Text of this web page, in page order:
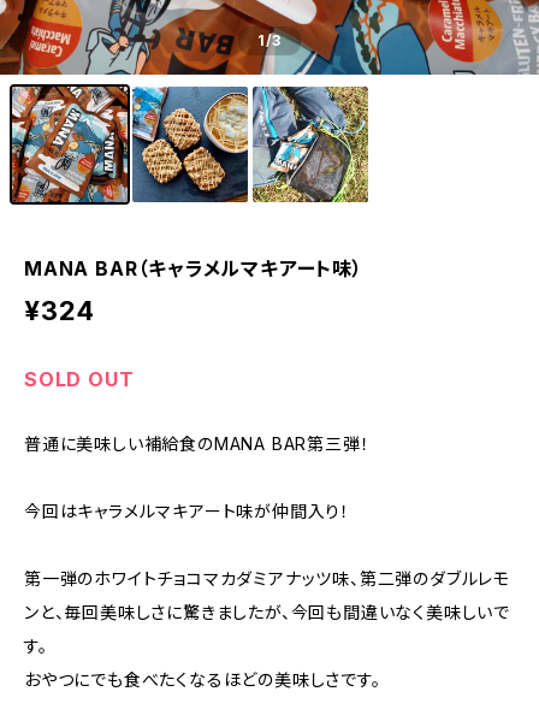
1/3
MANA BAR（キャラメルマキアート味）
¥324
SOLD OUT
普通に美味しい補給食のMANA BAR第三弾！
今回はキャラメルマキアート味が仲間入り！
第一弾のホワイトチョコマカダミアナッツ味、第二弾のダブルレモ
ンと、毎回美味しさに驚きましたが、今回も間違いなく美味しいで
す。
おやつにでも食べたくなるほどの美味しさです。